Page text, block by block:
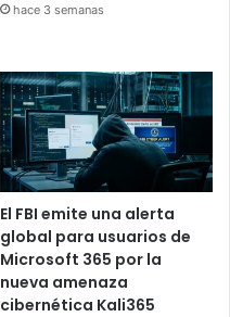
hace 3 semanas
El FBI emite una alerta
global para usuarios de
Microsoft 365 por la
nueva amenaza
cibernética Kali365